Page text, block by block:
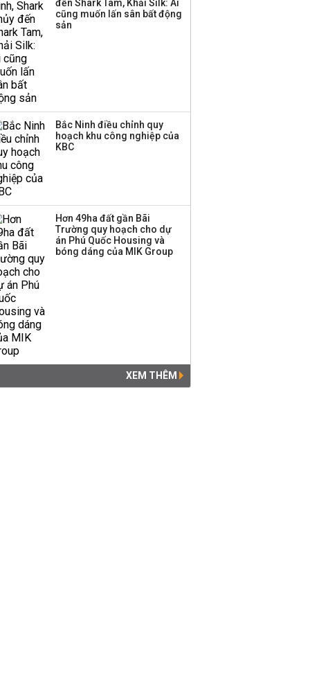
đến Shark Tam, Khải Silk: Ai
cũng muốn lấn sân bất động
sản
Bắc Ninh điều chỉnh quy
hoạch khu công nghiệp của
KBC
Hơn 49ha đất gần Bãi
Trường quy hoạch cho dự
án Phú Quốc Housing và
bóng dáng của MIK Group
XEM THÊM